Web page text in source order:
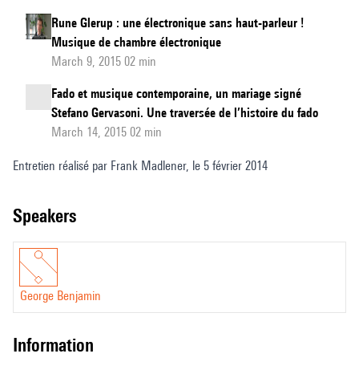
Rune Glerup : une électronique sans haut-parleur !
Musique de chambre électronique
March 9, 2015 02 min
Fado et musique contemporaine, un mariage signé
Stefano Gervasoni. Une traversée de l’histoire du fado
March 14, 2015 02 min
Entretien réalisé par Frank Madlener, le 5 février 2014
speakers
George Benjamin
information